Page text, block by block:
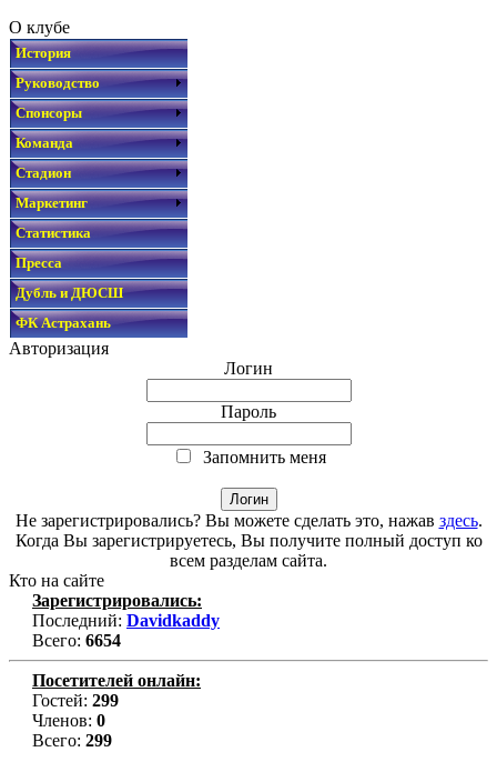
О клубе
История
Руководство
Спонсоры
Команда
Стадион
Маркетинг
Статистика
Пресса
Дубль и ДЮСШ
ФК Астрахань
Авторизация
Логин
Пароль
Запомнить меня
Не зарегистрировались? Вы можете сделать это, нажав здесь.
Когда Вы зарегистрируетесь, Вы получите полный доступ ко
всем разделам сайта.
Кто на сайте
Зарегистрировались:
Последний: Davidkaddy
Всего: 6654
Посетителей онлайн:
Гостей: 299
Членов: 0
Всего: 299